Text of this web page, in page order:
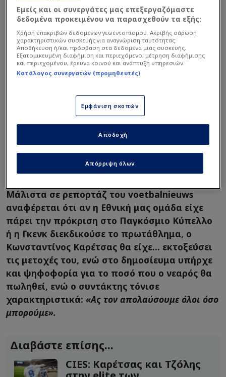
Intime
Αποθέωση στο Βέλγιο
Μάλιστα σε ρεπορτάζ του voetbalnieuws
αναφέρεται ότι αν η Εθνική μας ομάδα είχε
πάρει την πρόκριση στο Παγκόσμιο Κύπελλο
ή η Γκενκ διεκδικούσε το πρωτάθλημα, ο
Κωνσταντίνος Καρέτσας θα είχε... εκτοξεύσει
τις μετοχές του, ενώ στο δημοσίευμα υπήρχε
και ψηφοφορία για το ποσό που ο νεαρός θα
πωληθεί, ενώ ο συντάκτης τόνισε
χαρακτηριστικά: «Ας τον απολαύσουμε όλοι όσο
μπορούμε».
Διαβάστε επίσης...
CIES: Καρέτσας και Τζόλης
Εμείς και οι συνεργάτες μας επεξεργαζόμαστε
δεδομένα προκειμένου να παρασχεθούν τα εξής:
Χρήση επακριβών δεδομένων γεωεντοπισμού. Ακριβής σάρωση
χαρακτηριστικών συσκευής για αναγνώριση ταυτότητας.
Αποθήκευση ή/και πρόσβαση στα δεδομένα μιας συσκευής.
Εξατομικευμένη διαφήμιση και περιεχόμενο, μέτρηση διαφήμισης
και περιεχομένου, έρευνα κοινού και ανάπτυξη υπηρεσιών.
Κατάλογος συνεργατών (προμηθευτές)
Εμφάνιση σκοπών
Απόρριψη όλων
Αποδοχή